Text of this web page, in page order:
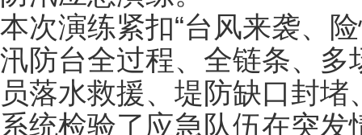
本次演练紧扣“台风来袭、
汛防台全过程、全链条、
员落水救援、堤防缺口封
系统检验了应急队伍在突